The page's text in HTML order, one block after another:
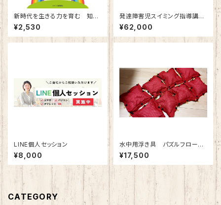
新時代を生きる力を育む 知
的・発達障害のある子のウェル
ビーイング教育・支援実践
¥2,530
発達障害児スイミング指導講座
（ライトプランあり）
¥62,000
LINE個人セッション
¥8,000
水中用浮き具 パズルフロート
（10ブロック／1セット）（色：いち
ごレッド）
¥17,500
CATEGORY